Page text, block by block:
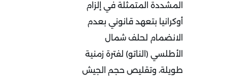
المشددة المتمثلة في إلزام
أوكرانيا بتعهد قانوني بعدم
الانضمام لحلف شمال
الأطلسي (الناتو) لفترة زمنية
طويلة، وتقليص حجم الجيش